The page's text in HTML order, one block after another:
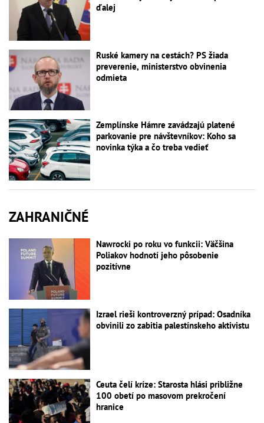
ďalej
Ruské kamery na cestách? PS žiada
preverenie, ministerstvo obvinenia
odmieta
Zemplínske Hámre zavádzajú platené
parkovanie pre návštevníkov: Koho sa
novinka týka a čo treba vedieť
ZAHRANIČNÉ
Nawrocki po roku vo funkcii: Väčšina
Poliakov hodnotí jeho pôsobenie
pozitívne
Izrael rieši kontroverzný prípad: Osadníka
obvinili zo zabitia palestínskeho aktivistu
Ceuta čelí kríze: Starosta hlási približne
100 obetí po masovom prekročení
hranice